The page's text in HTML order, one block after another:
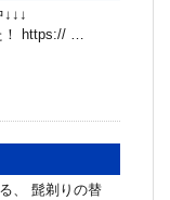
！ https:// …
、 髭剃りの替